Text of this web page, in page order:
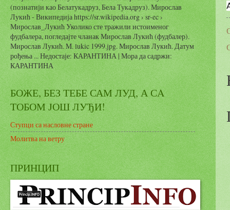
(познатији као Белатукадруз, Бела Тукадруз). Мирослав
Лукић - Википедија https://sr.wikipedia.org › sr-ec ›
Мирослав_Лукић Уколико сте тражили истоименог
фудбалера, погледајте чланак Мирослав Лукић (фудбалер).
Мирослав Лукић. M. lukic 1999.jpg. Мирослав Лукић. Датум
рођења ... Недостаје: КАРАНТИНА ‎| Мора да садржи:
КАРАНТИНА
БОЖЕ, БЕЗ ТЕБЕ САМ ЛУД, А СA
ТОБОМ ЈОШ ЛУЂИ!
Ступци са насловне стране
Молитва на ветру
ПРИНЦИП